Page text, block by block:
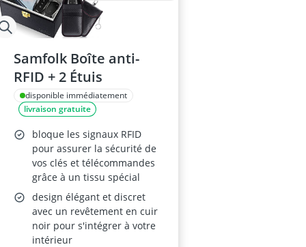
Samfolk Boîte anti-
RFID + 2 Étuis
disponible immédiatement
livraison gratuite
bloque les signaux RFID
pour assurer la sécurité de
vos clés et télécommandes
grâce à un tissu spécial
design élégant et discret
avec un revêtement en cuir
noir pour s'intégrer à votre
intérieur